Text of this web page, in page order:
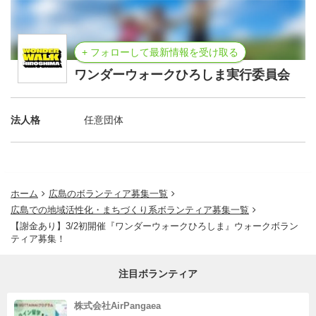
【集合場所】ひろしまゲートパーク
【参加特典】
・オリジナルマフラータオル
・クーポンチケット1000円分
【その他】
+ フォローして最新情報を受け取る
ワンダーウォークひろしま実行委員会
法人格 任意団体
ホーム
広島のボランティア募集一覧
広島での地域活性化・まちづくり系ボランティア募集一覧
【謝金あり】3/2初開催『ワンダーウォークひろしま』ウォークボラン
ティア募集！
注目ボランティア
株式会社AirPangaea